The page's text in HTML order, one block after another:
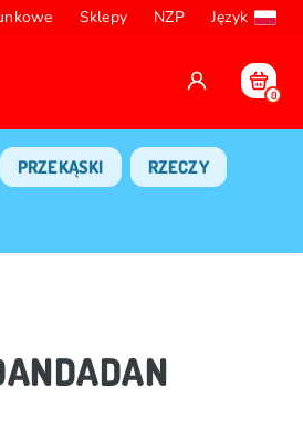
Sklepy NZP Język
0
PRZEKĄSKI RZECZY